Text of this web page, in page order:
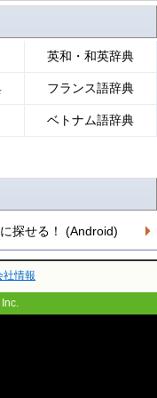
英和・和英辞典
フランス語辞典
ベトナム語辞典
探せる！ (Android)
社情報